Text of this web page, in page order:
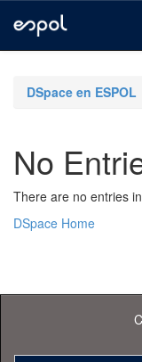
navigationDSpace en ESPOL
No
There are no entries
DSpace Home